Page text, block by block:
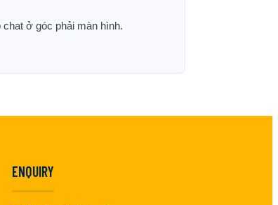
ở góc phải màn hình.
ENQUIRY